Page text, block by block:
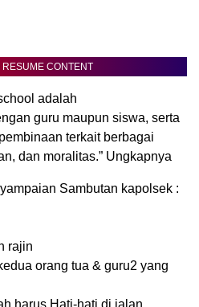
CONTENT
adalah
guru maupun siswa, serta
terkait berbagai
dan moralitas.” Ungkapnya
Sambutan kapolsek :
rajin
orang tua & guru2 yang